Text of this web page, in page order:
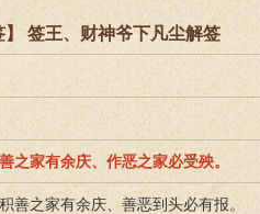
签王、财神爷下凡尘解签
之家有余庆、作恶之家必受殃。
善之家有余庆、善恶到头必有报。